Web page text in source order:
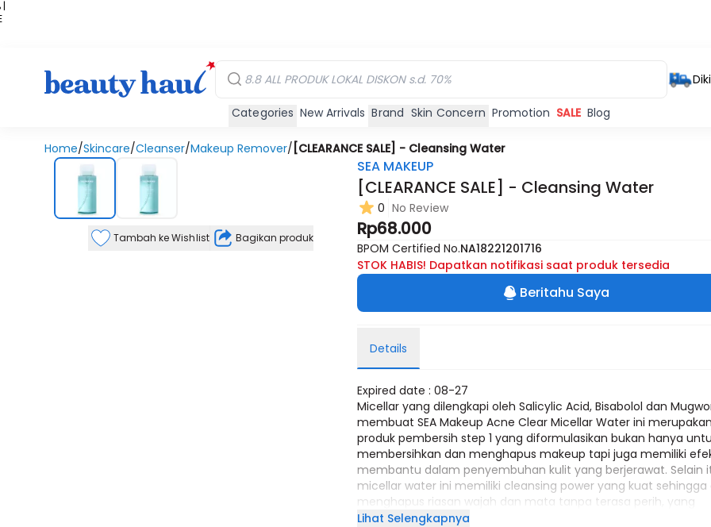
|
Categories New Arrivals Brand Skin Concern Promotion SALE Blog
Home/Skincare/Cleanser/Makeup Remover/ [CLEARANCE SALE] - Cleansing Water
Tambah ke Wishlist Bagikan produk
SEA MAKEUP
[CLEARANCE SALE] - Cleansing Water
0 No Review
Rp68.000
BPOM Certified No.NA18221201716
STOK HABIS! Dapatkan notifikasi saat produk tersedia
Beritahu Saya
Details
Expired date : 08-27
Micellar yang dilengkapi oleh Salicylic Acid, Bisabolol dan
membuat SEA Makeup Acne Clear Micellar Water ini merupakan
produk pembersih step 1 yang diformulasikan bukan hanya
membersihkan dan menghapus makeup tapi juga memiliki
membantu dalam penyembuhan kulit yang berjerawat. Selain
micellar water ini memiliki cleansing power yang kuat sehingga
menghapus riasan wajah dan mata tanpa terasa perih, yang
membersihkan secara menyeluruh untuk hasil kulit yang lebih
Lihat Selengkapnya